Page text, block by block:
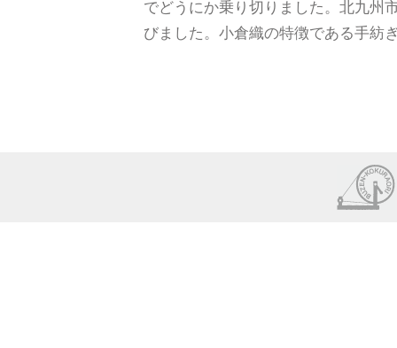
でどうにか乗り切りました。北九州
びました。小倉織の特徴である手紡